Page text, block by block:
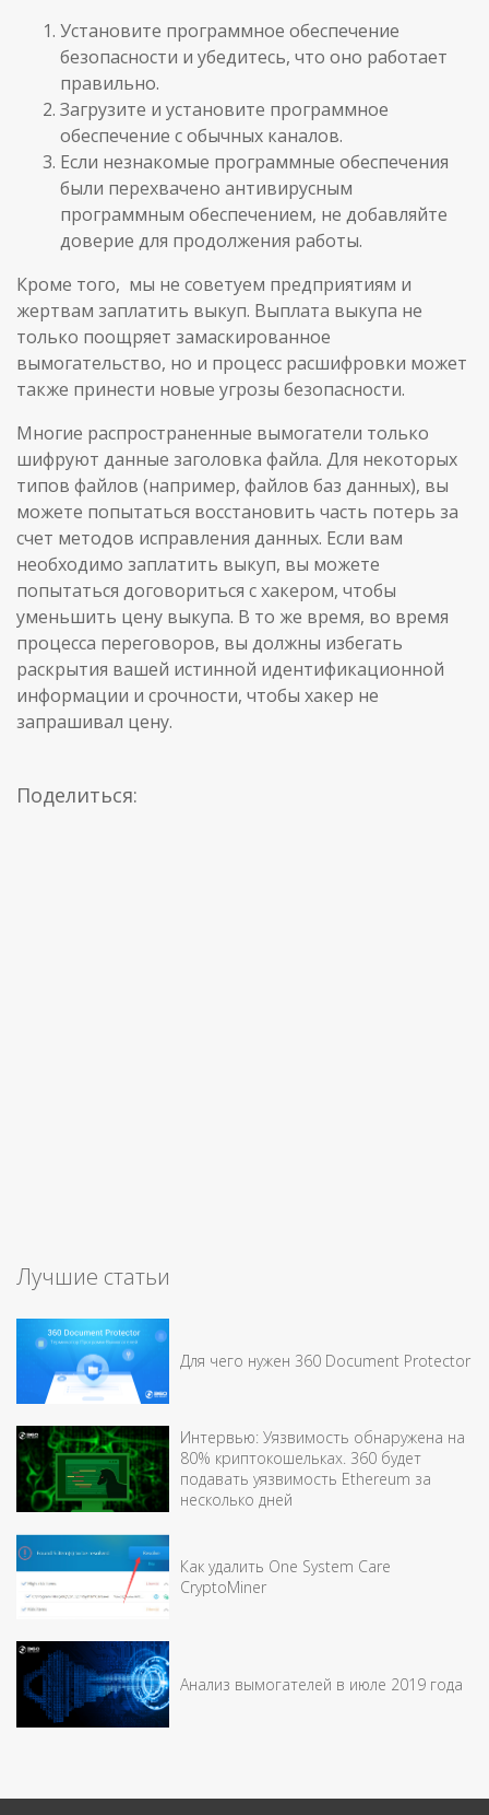
Установите программное обеспечение
безопасности и убедитесь, что оно работает
правильно.
Загрузите и установите программное
обеспечение с обычных каналов.
Если незнакомые программные обеспечения
были перехвачено антивирусным
программным обеспечением, не добавляйте
доверие для продолжения работы.
Кроме того, мы не советуем предприятиям и
жертвам заплатить выкуп. Выплата выкупа не
только поощряет замаскированное
вымогательство, но и процесс расшифровки может
также принести новые угрозы безопасности.
Многие распространенные вымогатели только
шифруют данные заголовка файла. Для некоторых
типов файлов (например, файлов баз данных), вы
можете попытаться восстановить часть потерь за
счет методов исправления данных. Если вам
необходимо заплатить выкуп, вы можете
попытаться договориться с хакером, чтобы
уменьшить цену выкупа. В то же время, во время
процесса переговоров, вы должны избегать
раскрытия вашей истинной идентификационной
информации и срочности, чтобы хакер не
запрашивал цену.
Поделиться:
Лучшие статьи
Для чего нужен 360 Document Protector
Интервью: Уязвимость обнаружена на
80% криптокошельках. 360 будет
подавать уязвимость Ethereum за
несколько дней
Как удалить One System Care
CryptoMiner
Анализ вымогателей в июле 2019 года